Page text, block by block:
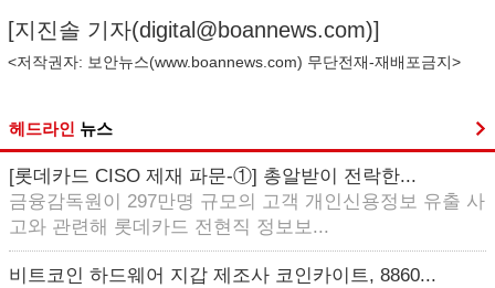
[지진솔 기자(digital@boannews.com)]
<저작권자: 보안뉴스(www.boannews.com) 무단전재-재배포금지>
헤드라인 뉴스
[롯데카드 CISO 제재 파문-①] 총알받이 전락한...
금융감독원이 297만명 규모의 고객 개인신용정보 유출 사
고와 관련해 롯데카드 전현직 정보보...
비트코인 하드웨어 지갑 제조사 코인카이트, 8860...